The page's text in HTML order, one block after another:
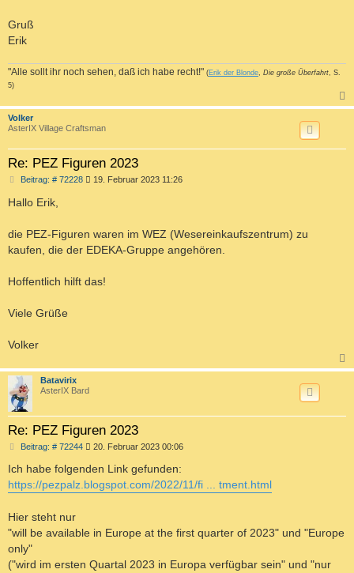
Gruß
Erik
"Alle sollt ihr noch sehen, daß ich habe recht!" (Erik der Blonde, Die große Überfahrt, S.
5)
a
Volker
AsterIX Village Craftsman
Re: PEZ Figuren 2023
Beitrag: # 72228B
g
19. Februar 2023 11:26
Hallo Erik,
die PEZ-Figuren waren im WEZ (Wesereinkaufszentrum) zu
kaufen, die der EDEKA-Gruppe angehören.
Hoffentlich hilft das!
Viele Grüße
Volker
a
Batavirix
AsterIX Bard
Re: PEZ Figuren 2023
Beitrag: # 72244B
i
r
20. Februar 2023 00:06
Ich habe folgenden Link gefunden:
https://pezpalz.blogspot.com/2022/11/fi ... tment.html
Hier steht nur
"will be available in Europe at the first quarter of 2023" und "Europe
only"
("wird im ersten Quartal 2023 in Europa verfügbar sein" und "nur